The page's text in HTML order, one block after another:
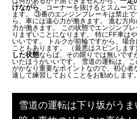
けながら、コーナーを抜けるとスムーズ
ます。 ③番のエンジンブレーキは禁止
ら、車には遠心力が働きます。 進む方
力が働きます。 この状態でエンジンブ
りまずいことになります。 特にFF車は
いいです。 トルクが前輪ですから、場
こともあります。 （最悪はスピンします)
した状態ならば、その限りでは無いです
いたほうがいいです。 雪道の運転は、
がかなり重要なポイントなので、初心者
速して練習しておくことをお勧めします。
雪道の運転は下り坂がう